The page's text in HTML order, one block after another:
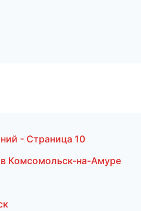
- Страница 10
в Комсомольск-на-Амуре